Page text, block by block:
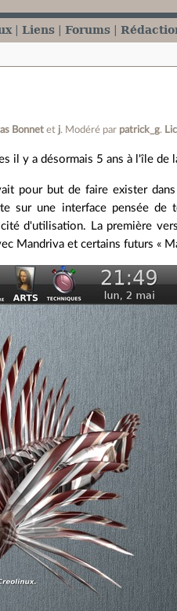
Liens Forums
Bonnet et j. Modéré par patrick_g.
il y a désormais 5 ans à l'île de
pour but de faire exister
sur une interface pensée de
d'utilisation. La première
Mandriva et certains futurs «